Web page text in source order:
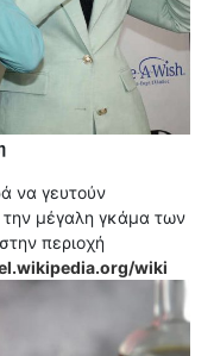
να γευτούν
την μέγαλη γκάμα των
στην περιοχή
wiki